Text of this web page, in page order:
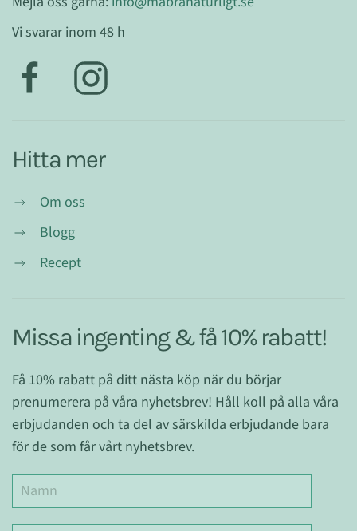
Vi svarar inom 48 h
Hitta mer
Om oss
Blogg
Recept
Missa ingenting & få 10% rabatt!
Få 10% rabatt på ditt nästa köp när du börjar
prenumerera på våra nyhetsbrev! Håll koll på alla våra
erbjudanden och ta del av särskilda erbjudande bara
för de som får vårt nyhetsbrev.